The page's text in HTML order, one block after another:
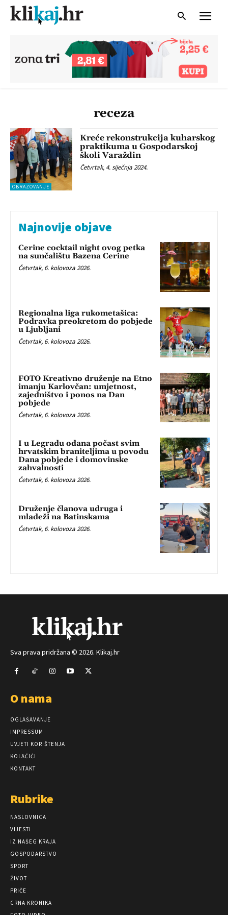
receza
OBRAZOVANJE
Kreće rekonstrukcija kuharskog
praktikuma u Gospodarskoj
školi Varaždin
Četvrtak, 4. siječnja 2024.
Najnovije objave
Cerine cocktail night ovog petka
na sunčalištu Bazena Cerine
Četvrtak, 6. kolovoza 2026.
Regionalna liga rukometašica:
Podravka preokretom do pobjede
u Ljubljani
Četvrtak, 6. kolovoza 2026.
FOTO Kreativno druženje na Etno
imanju Karlovčan: umjetnost,
zajedništvo i ponos na Dan
pobjede
Četvrtak, 6. kolovoza 2026.
I u Legradu odana počast svim
hrvatskim braniteljima u povodu
Dana pobjede i domovinske
zahvalnosti
Četvrtak, 6. kolovoza 2026.
Druženje članova udruga i
mladeži na Batinskama
Četvrtak, 6. kolovoza 2026.
Sva prava pridržana © 2026. Klikaj.hr
O nama
OGLAŠAVANJE
IMPRESSUM
UVJETI KORIŠTENJA
KOLAČIĆI
KONTAKT
Rubrike
NASLOVNICA
VIJESTI
IZ NAŠEG KRAJA
GOSPODARSTVO
SPORT
ŽIVOT
PRIČE
CRNA KRONIKA